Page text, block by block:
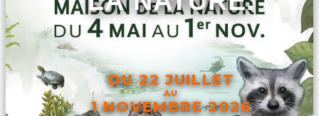
DU 22 JUILLET
AU
1 NOVEMBRE 2026